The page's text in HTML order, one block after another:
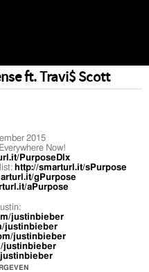
ft. Travi$ Scott
2015
Now!
PurposeDlx
http://smarturl.it/sPurpose
gPurpose
aPurpose
justinbieber
justinbieber
justinbieber
justinbieber
justinbiebermusic.com